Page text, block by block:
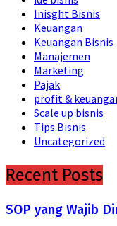
Inisght Bisnis
Keuangan
Keuangan Bisnis
Manajemen
Marketing
Pajak
profit &
Scale up bisnis
Tips Bisnis
Uncategorized
Recent Posts
SOP yang Wajib